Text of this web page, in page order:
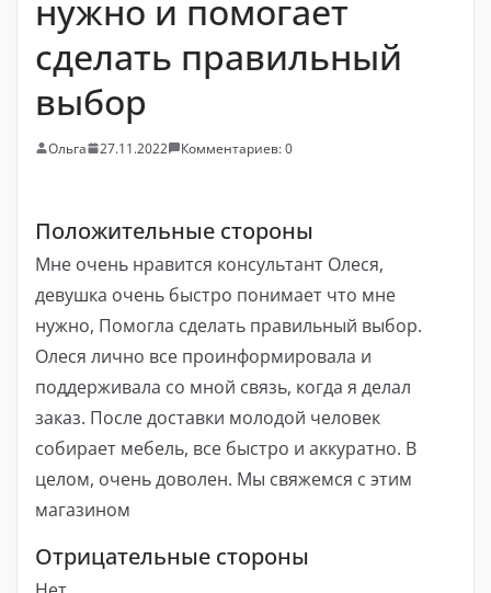
нужно и помогает
сделать правильный
выбор
Ольга 27.11.2022 Комментариев: 0
Положительные стороны
Мне очень нравится консультант Олеся,
девушка очень быстро понимает что мне
нужно, Помогла сделать правильный выбор.
Олеся лично все проинформировала и
поддерживала со мной связь, когда я делал
заказ. После доставки молодой человек
собирает мебель, все быстро и аккуратно. В
целом, очень доволен. Мы свяжемся с этим
магазином
Отрицательные стороны